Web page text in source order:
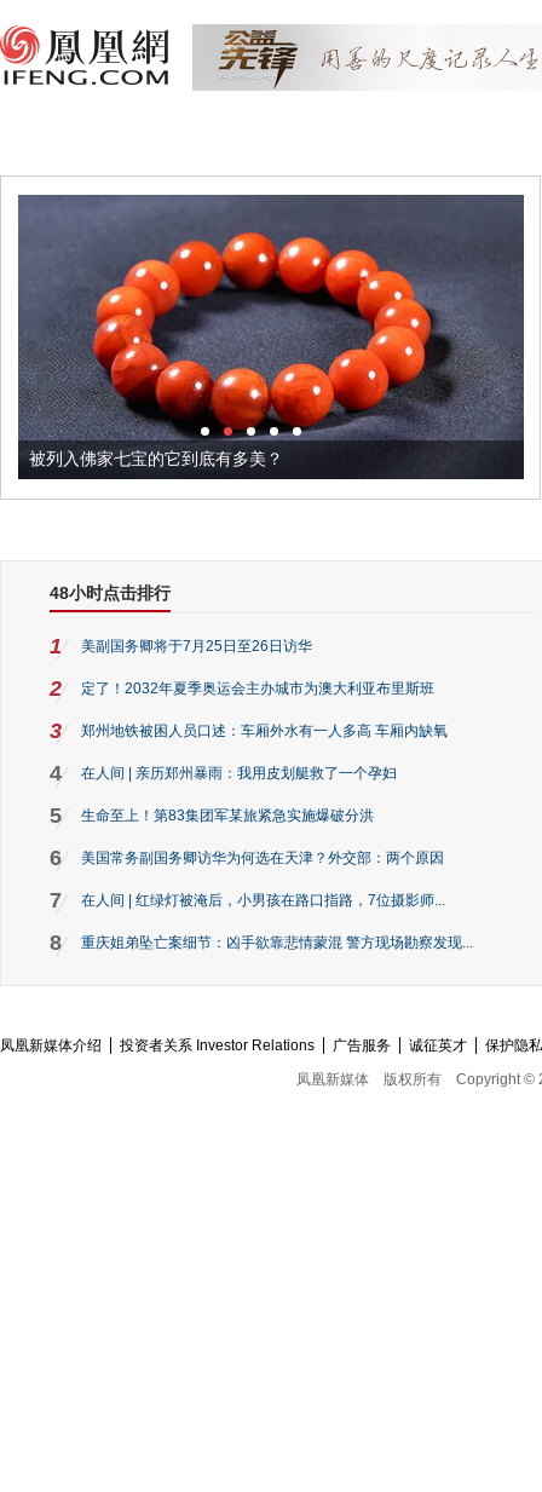
被列入佛家七宝的它到底有多美？
48小时点击排行
1 美副国务卿将于7月25日至26日访华
2 定了！2032年夏季奥运会主办城市为澳大利亚布里斯班
3 郑州地铁被困人员口述：车厢外水有一人多高 车厢内缺氧
4 在人间 | 亲历郑州暴雨：我用皮划艇救了一个孕妇
5 生命至上！第83集团军某旅紧急实施爆破分洪
6 美国常务副国务卿访华为何选在天津？外交部：两个原因
7 在人间 | 红绿灯被淹后，小男孩在路口指路，7位摄影师...
8 重庆姐弟坠亡案细节：凶手欲靠悲情蒙混 警方现场勘察发现...
凤凰新媒体介绍 投资者关系 Investor Relations 广告服务 诚征英才
保护隐
凤凰新媒体
版权所有 Copyright ©